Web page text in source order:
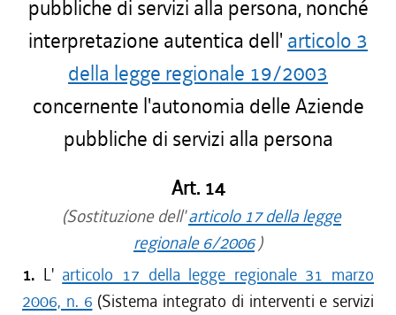
pubbliche di servizi alla persona, nonché
interpretazione autentica dell' articolo 3
della legge regionale 19/2003
concernente l'autonomia delle Aziende
pubbliche di servizi alla persona
Art. 14
(Sostituzione dell'articolo 17 della legge
regionale 6/2006)
1. L' articolo 17 della legge regionale 31 marzo
2006, n. 6 (Sistema integrato di interventi e servizi